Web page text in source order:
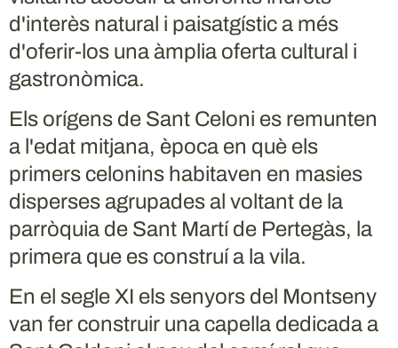
d'interès natural i paisatgístic a més
d'oferir-los una àmplia oferta cultural i
gastronòmica.
Els orígens de Sant Celoni es remunten
a l'edat mitjana, època en què els
primers celonins habitaven en masies
disperses agrupades al voltant de la
parròquia de Sant Martí de Pertegàs, la
primera que es construí a la vila.
En el segle XI els senyors del Montseny
van fer construir una capella dedicada a